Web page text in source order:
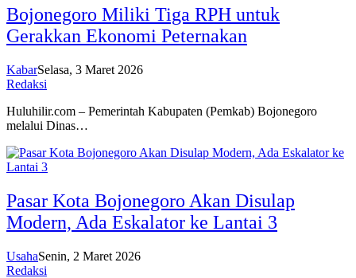
Bojonegoro Miliki Tiga RPH untuk
Gerakkan Ekonomi Peternakan
KabarSelasa, 3 Maret 2026
Redaksi
Huluhilir.com – Pemerintah Kabupaten (Pemkab) Bojonegoro
melalui Dinas…
Pasar Kota Bojonegoro Akan Disulap
Modern, Ada Eskalator ke Lantai 3
UsahaSenin, 2 Maret 2026
Redaksi